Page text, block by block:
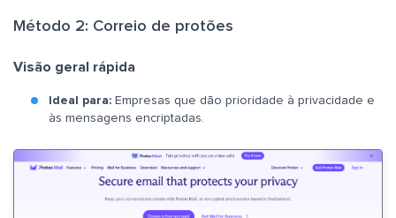
Método 2: Correio de protões
Visão geral rápida
Ideal para: Empresas que dão prioridade à privacidade e
às mensagens encriptadas.